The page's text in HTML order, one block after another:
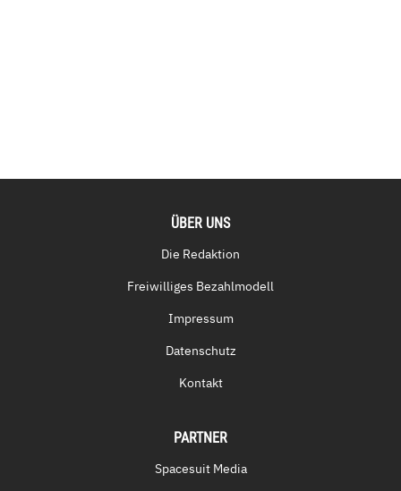
ÜBER UNS
Die Redaktion
Freiwilliges Bezahlmodell
Impressum
Datenschutz
Kontakt
PARTNER
Spacesuit Media